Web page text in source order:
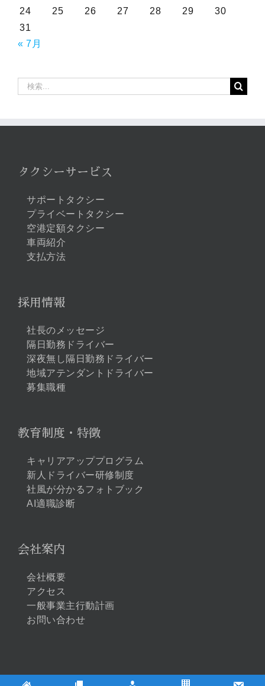
24
25 26 27 28 29
30
31
« 7月
索
タクシーサービス
サポートタクシー
プライベートタクシー
空港定額タクシー
車両紹介
支払方法
採用情報
社長のメッセージ
隔日勤務ドライバー
深夜無し隔日勤務ドライバー
地域アテンダントドライバー
募集職種
教育制度・特徴
キャリアアッププログラム
新人ドライバー研修制度
社風が分かるフォトブック
AI適職診断
会社案内
会社概要
アクセス
一般事業主行動計画
お問い合わせ